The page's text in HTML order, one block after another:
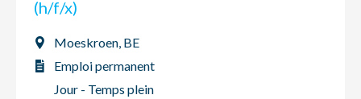
(h/f/x)
Moeskroen, BE
Emploi permanent
Jour - Temps plein